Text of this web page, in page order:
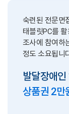
숙련된 전문면
태블릿PC를
조사에 참여하
정도 소요됩니
발달장애
상품권 2만